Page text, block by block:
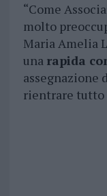
“Come
molto
Maria Amelia
una rapida
assegnazione
rientrare tutto